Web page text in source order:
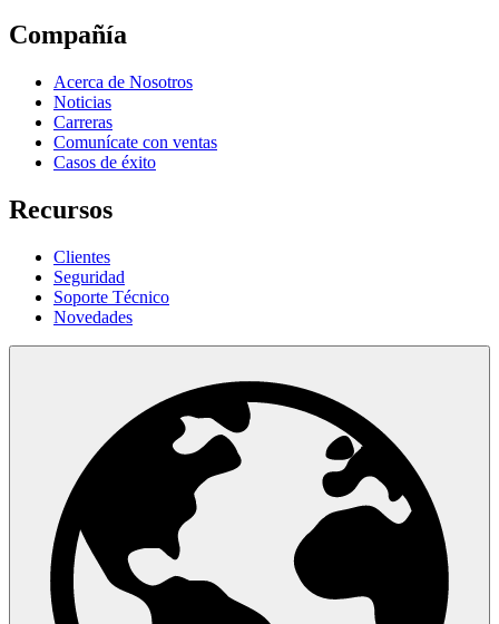
Compañía
Acerca de Nosotros
Noticias
Carreras
Comunícate con ventas
Casos de éxito
Recursos
Clientes
Seguridad
Soporte Técnico
Novedades